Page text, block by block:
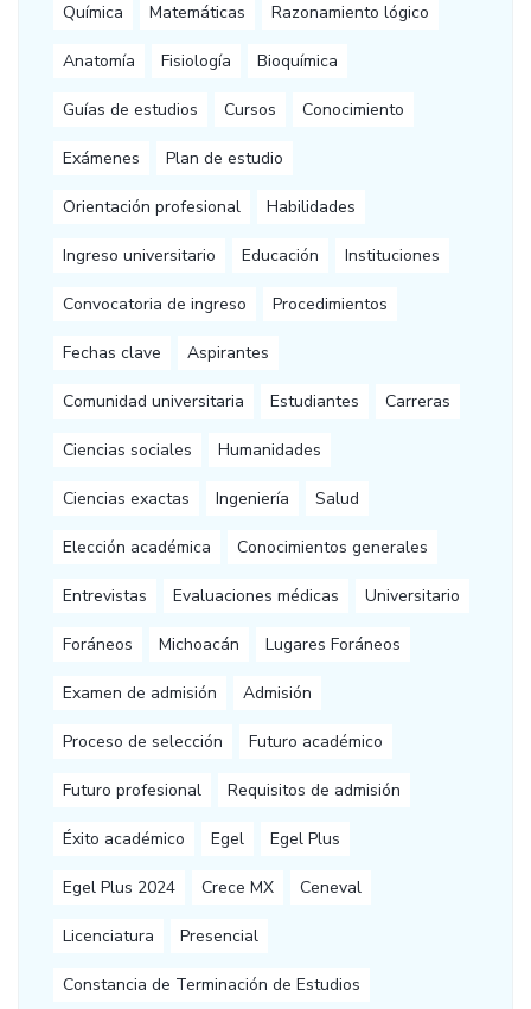
Química Matemáticas Razonamiento lógico
Anatomía Fisiología Bioquímica
Guías de estudios Cursos Conocimiento
Exámenes Plan de estudio
Orientación profesional Habilidades
Ingreso universitario Educación Instituciones
Convocatoria de ingreso Procedimientos
Fechas clave Aspirantes
Comunidad universitaria Estudiantes Carreras
Ciencias sociales Humanidades
Ciencias exactas Ingeniería Salud
Elección académica Conocimientos generales
Entrevistas Evaluaciones médicas Universitario
Foráneos Michoacán Lugares Foráneos
Examen de admisión Admisión
Proceso de selección Futuro académico
Futuro profesional Requisitos de admisión
Éxito académico Egel Egel Plus
Egel Plus 2024 Crece MX Ceneval
Licenciatura Presencial
Constancia de Terminación de Estudios